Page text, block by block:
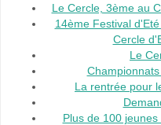
Le Cercle, 3ème au
14ème Festival
Cercle
Le
La rentrée pour
Plus de 100